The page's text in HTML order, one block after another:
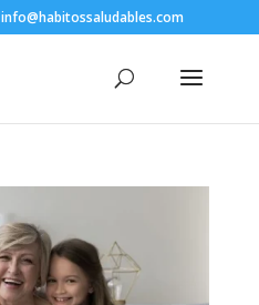
info@habitossaludables.com